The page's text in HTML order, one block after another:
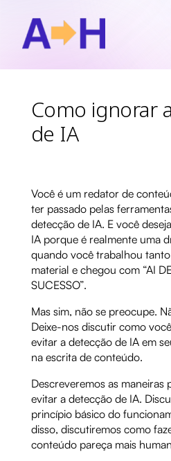
Como ignorar
de IA
Você é um redator de
ter passado pelas
detecção de IA. E você
IA porque é realmente uma
quando você trabalhou
material e chegou com “AI
SUCESSO”.
Mas sim, não se preocupe.
Deixe-nos discutir como
evitar a detecção de IA em
na escrita de conteúdo.
Descreveremos as maneiras
evitar a detecção de IA.
princípio básico do
disso, discutiremos como
conteúdo pareça mais